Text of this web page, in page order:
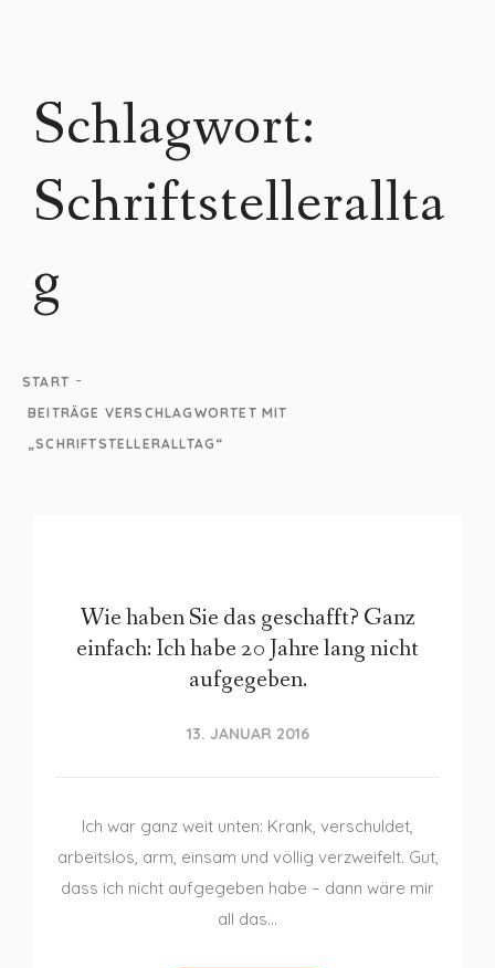
Schlagwort:
Schriftstellerallta
g
START -
BEITRÄGE VERSCHLAGWORTET MIT
„SCHRIFTSTELLERALLTAG“
Wie haben Sie das geschafft? Ganz
einfach: Ich habe 20 Jahre lang nicht
aufgegeben.
13. JANUAR 2016
Ich war ganz weit unten: Krank, verschuldet,
arbeitslos, arm, einsam und völlig verzweifelt. Gut,
dass ich nicht aufgegeben habe – dann wäre mir
all das…